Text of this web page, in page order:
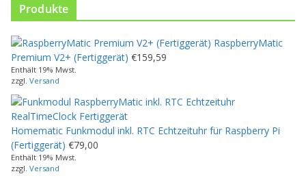
t
w
e
i
s
m
e
h
r
e
Produkte
RaspberryMatic
Premium V2+ (Fertiggerät) €159,59
Enthält 19% Mwst.
zzgl. Versand
Homematic Funkmodul inkl. RTC Echtzeituhr für Raspberry Pi
(Fertiggerät) €79,00
Enthält 19% Mwst.
zzgl. Versand